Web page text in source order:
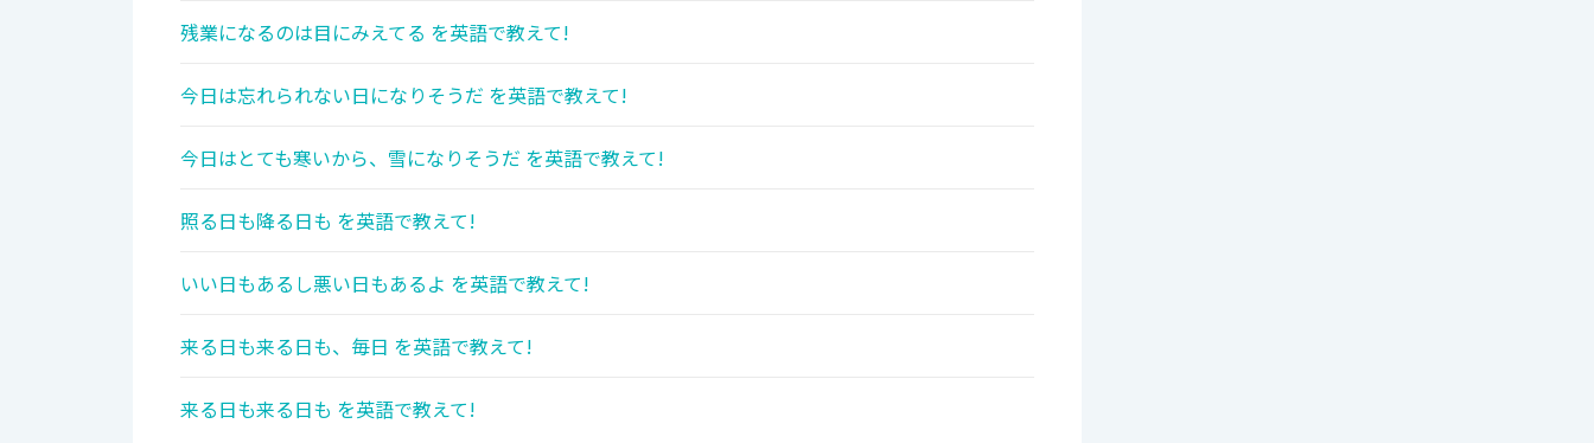
残業になるのは目にみえてる を英語で教えて!
今日は忘れられない日になりそうだ を英語で教えて!
今日はとても寒いから、雪になりそうだ を英語で教えて!
照る日も降る日も を英語で教えて!
いい日もあるし悪い日もあるよ を英語で教えて!
来る日も来る日も、毎日 を英語で教えて!
来る日も来る日も を英語で教えて!